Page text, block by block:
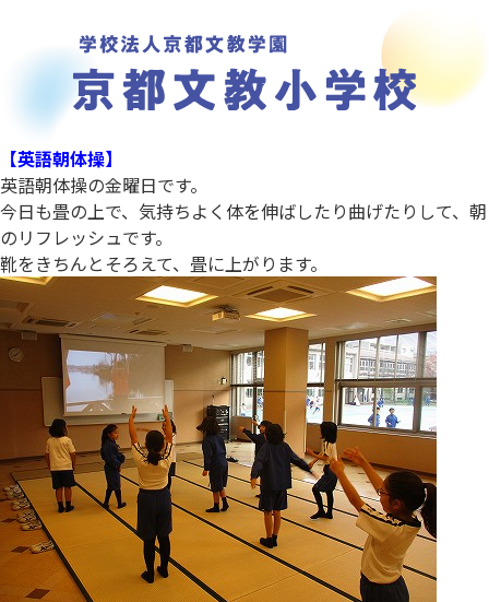
【英語朝体操】
英語朝体操の金曜日です。
今日も畳の上で、気持ちよく体を伸ばしたり曲げたりして、朝
のリフレッシュです。
靴をきちんとそろえて、畳に上がります。